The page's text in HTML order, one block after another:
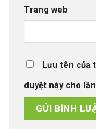
Trang web
Lưu tên của
duyệt này cho